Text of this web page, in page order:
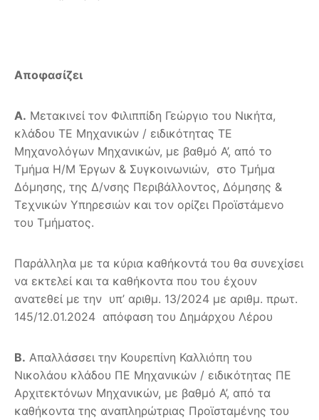
Αποφασίζει
Α. Μετακινεί τον Φιλιππίδη Γεώργιο του Νικήτα,
κλάδου ΤΕ Μηχανικών / ειδικότητας ΤΕ
Μηχανολόγων Μηχανικών, με βαθμό Α’, από το
Τμήμα Η/Μ Έργων & Συγκοινωνιών, στο Τμήμα
Δόμησης, της Δ/νσης Περιβάλλοντος, Δόμησης &
Τεχνικών Υπηρεσιών και τον ορίζει Προϊστάμενο
του Τμήματος.
Παράλληλα με τα κύρια καθήκοντά του θα συνεχίσει
να εκτελεί και τα καθήκοντα που του έχουν
ανατεθεί με την υπ’ αριθμ. 13/2024 με αριθμ. πρωτ.
145/12.01.2024 απόφαση του Δημάρχου Λέρου
Β. Απαλλάσσει την Κουρεπίνη Καλλιόπη του
Νικολάου κλάδου ΠΕ Μηχανικών / ειδικότητας ΠΕ
Αρχιτεκτόνων Μηχανικών, με βαθμό Α’, από τα
καθήκοντα της αναπληρώτριας Προϊσταμένης του